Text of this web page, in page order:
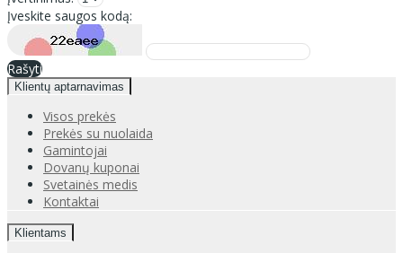
Įveskite saugos kodą:
Rašyti
Klientų aptarnavimas
Visos prekės
Prekės su nuolaida
Gamintojai
Dovanų kuponai
Svetainės medis
Kontaktai
Klientams